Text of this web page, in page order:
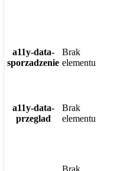
a11y-data-
sporzadzenie
Brak
elementu
a11y-data-
przeglad
Brak
elementu
Brak